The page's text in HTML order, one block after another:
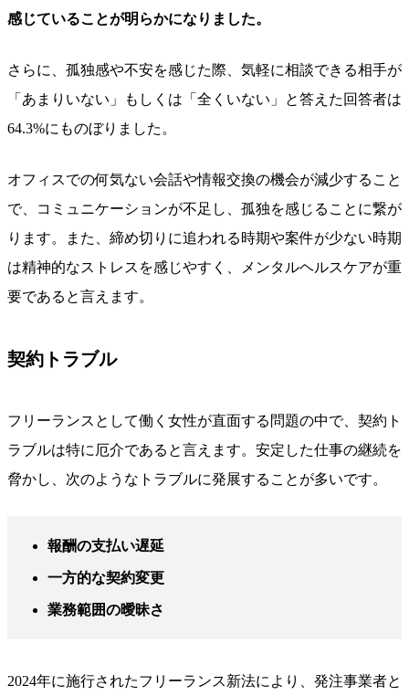
感じていることが明らかになりました。
さらに、孤独感や不安を感じた際、気軽に相談できる相手が
「あまりいない」もしくは「全くいない」と答えた回答者は
64.3%にものぼりました。
オフィスでの何気ない会話や情報交換の機会が減少すること
で、コミュニケーションが不足し、孤独を感じることに繋が
ります。また、締め切りに追われる時期や案件が少ない時期
は精神的なストレスを感じやすく、メンタルヘルスケアが重
要であると言えます。
契約トラブル
フリーランスとして働く女性が直面する問題の中で、契約ト
ラブルは特に厄介であると言えます。安定した仕事の継続を
脅かし、次のようなトラブルに発展することが多いです。
報酬の支払い遅延
一方的な契約変更
業務範囲の曖昧さ
2024年に施行されたフリーランス新法により、発注事業者と